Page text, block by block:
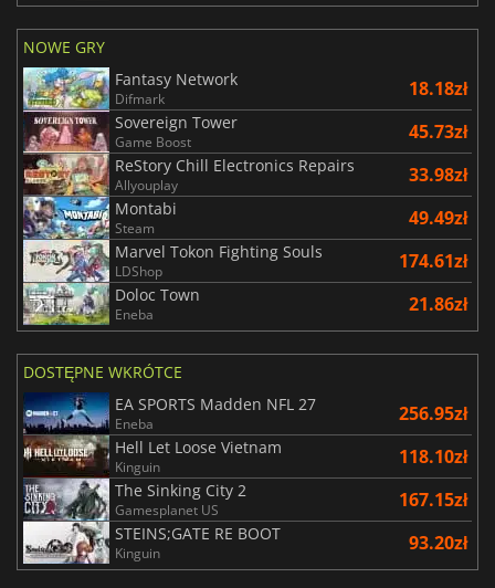
NOWE GRY
Fantasy Network
Difmark 18.18zł
Sovereign Tower
Game Boost 45.73zł
ReStory Chill Electronics Repairs
Allyouplay 33.98zł
Montabi
Steam 49.49zł
Marvel Tokon Fighting Souls
LDShop 174.61zł
Doloc Town
Eneba 21.86zł
DOSTĘPNE WKRÓTCE
EA SPORTS Madden NFL 27
Eneba 256.95zł
Hell Let Loose Vietnam
Kinguin 118.10zł
The Sinking City 2
Gamesplanet US 167.15zł
STEINS;GATE RE BOOT
Kinguin 93.20zł